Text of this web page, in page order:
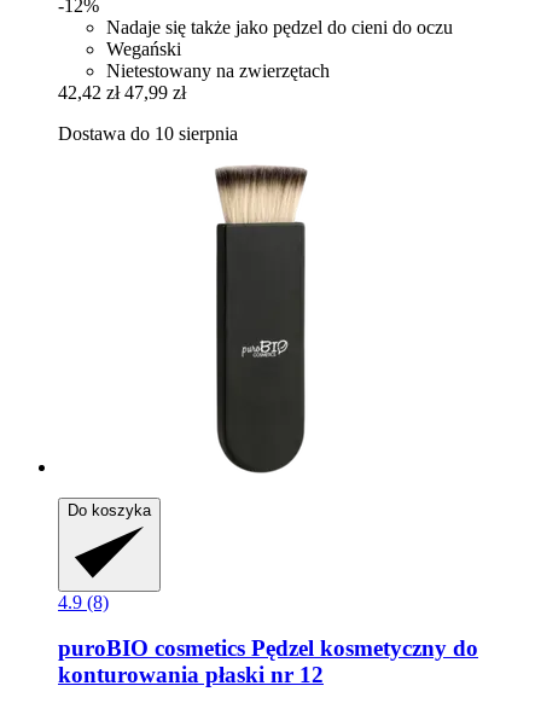
-12%
Nadaje się także jako pędzel do cieni do oczu
Wegański
Nietestowany na zwierzętach
42,42 zł 47,99 zł
Dostawa do 10 sierpnia
Do koszyka
4.9 (8)
puroBIO cosmetics Pędzel kosmetyczny do
konturowania płaski nr 12